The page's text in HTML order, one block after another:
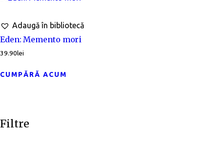
Adaugă în bibliotecă
Eden: Memento mori
39.90lei
CUMPĂRĂ ACUM
Filtre